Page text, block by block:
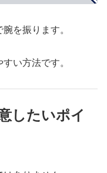
を振ります。
い方法です。
したいポイ